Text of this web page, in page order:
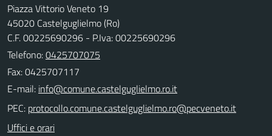
Piazza Vittorio Veneto 19
45020 Castelguglielmo (Ro)
C.F. 00225690296 - P.Iva: 00225690296
Telefono:0425707075
Fax: 0425707117
E-mail:
PEC:
Uffici e orari